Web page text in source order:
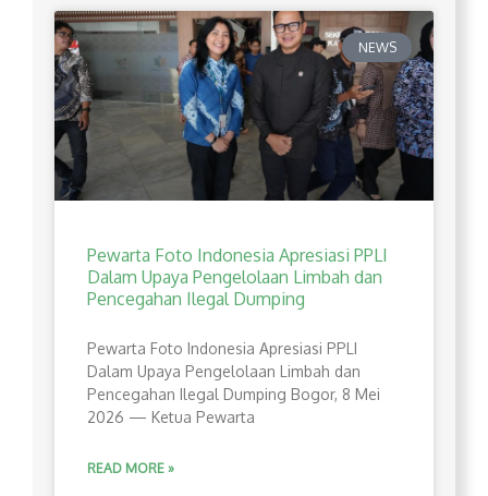
NEWS
Pewarta Foto Indonesia Apresiasi PPLI
Dalam Upaya Pengelolaan Limbah dan
Pencegahan Ilegal Dumping
Pewarta Foto Indonesia Apresiasi PPLI
Dalam Upaya Pengelolaan Limbah dan
Pencegahan Ilegal Dumping Bogor, 8 Mei
2026 — Ketua Pewarta
READ MORE »